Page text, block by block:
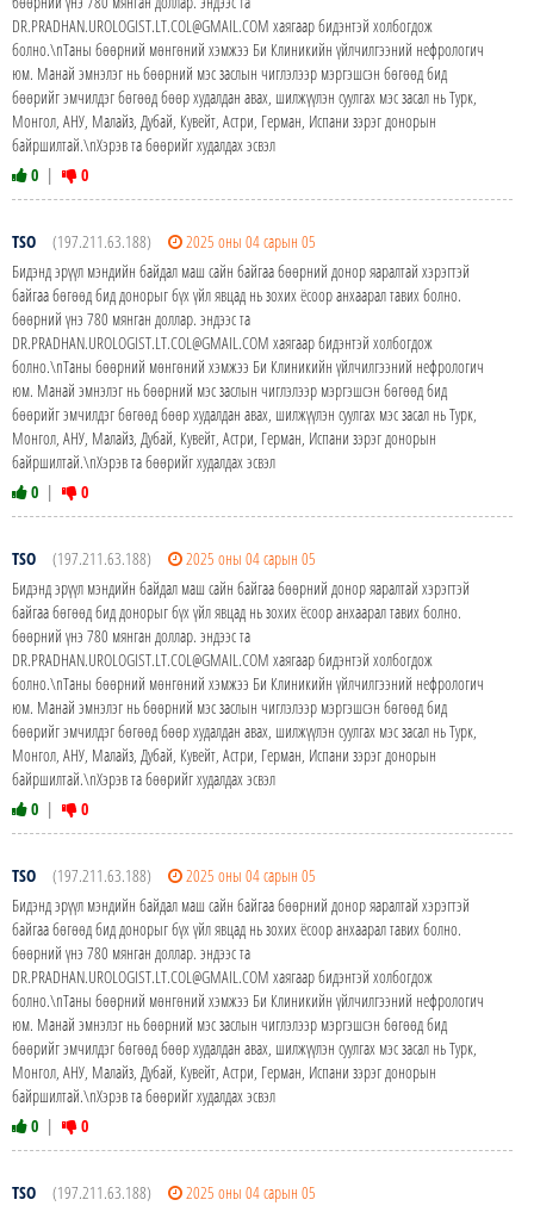
DR.PRADHAN.UROLOGIST.LT.COL@GMAIL.COM хаягаар бидэнтэй холбогдож
болно.\nТаны бөөрний мөнгөний хэмжээ Би Клиникийн үйлчилгээний нефрологич
юм. Манай эмнэлэг нь бөөрний мэс заслын чиглэлээр мэргэшсэн бөгөөд бид
бөөрийг эмчилдэг бөгөөд бөөр худалдан авах, шилжүүлэн суулгах мэс засал нь Турк,
Монгол, АНУ, Малайз, Дубай, Кувейт, Астри, Герман, Испани зэрэг донорын
байршилтай.\nХэрэв та бөөрийг худалдах эсвэл
0 | 0
TSO (197.211.63.188)
2025 оны 04 сарын 05
Бидэнд эрүүл мэндийн байдал маш сайн байгаа бөөрний донор яаралтай хэрэгтэй
байгаа бөгөөд бид донорыг бүх үйл явцад нь зохих ёсоор анхаарал тавих болно.
бөөрний үнэ 780 мянган доллар. эндээс та
DR.PRADHAN.UROLOGIST.LT.COL@GMAIL.COM хаягаар бидэнтэй холбогдож
болно.\nТаны бөөрний мөнгөний хэмжээ Би Клиникийн үйлчилгээний нефрологич
юм. Манай эмнэлэг нь бөөрний мэс заслын чиглэлээр мэргэшсэн бөгөөд бид
бөөрийг эмчилдэг бөгөөд бөөр худалдан авах, шилжүүлэн суулгах мэс засал нь Турк,
Монгол, АНУ, Малайз, Дубай, Кувейт, Астри, Герман, Испани зэрэг донорын
байршилтай.\nХэрэв та бөөрийг худалдах эсвэл
0 | 0
TSO (197.211.63.188)
2025 оны 04 сарын 05
Бидэнд эрүүл мэндийн байдал маш сайн байгаа бөөрний донор яаралтай хэрэгтэй
байгаа бөгөөд бид донорыг бүх үйл явцад нь зохих ёсоор анхаарал тавих болно.
бөөрний үнэ 780 мянган доллар. эндээс та
DR.PRADHAN.UROLOGIST.LT.COL@GMAIL.COM хаягаар бидэнтэй холбогдож
болно.\nТаны бөөрний мөнгөний хэмжээ Би Клиникийн үйлчилгээний нефрологич
юм. Манай эмнэлэг нь бөөрний мэс заслын чиглэлээр мэргэшсэн бөгөөд бид
бөөрийг эмчилдэг бөгөөд бөөр худалдан авах, шилжүүлэн суулгах мэс засал нь Турк,
Монгол, АНУ, Малайз, Дубай, Кувейт, Астри, Герман, Испани зэрэг донорын
байршилтай.\nХэрэв та бөөрийг худалдах эсвэл
0 | 0
TSO (197.211.63.188)
2025 оны 04 сарын 05
Бидэнд эрүүл мэндийн байдал маш сайн байгаа бөөрний донор яаралтай хэрэгтэй
байгаа бөгөөд бид донорыг бүх үйл явцад нь зохих ёсоор анхаарал тавих болно.
бөөрний үнэ 780 мянган доллар. эндээс та
DR.PRADHAN.UROLOGIST.LT.COL@GMAIL.COM хаягаар бидэнтэй холбогдож
болно.\nТаны бөөрний мөнгөний хэмжээ Би Клиникийн үйлчилгээний нефрологич
юм. Манай эмнэлэг нь бөөрний мэс заслын чиглэлээр мэргэшсэн бөгөөд бид
бөөрийг эмчилдэг бөгөөд бөөр худалдан авах, шилжүүлэн суулгах мэс засал нь Турк,
Монгол, АНУ, Малайз, Дубай, Кувейт, Астри, Герман, Испани зэрэг донорын
байршилтай.\nХэрэв та бөөрийг худалдах эсвэл
0 | 0
TSO (197.211.63.188)
2025 оны 04 сарын 05